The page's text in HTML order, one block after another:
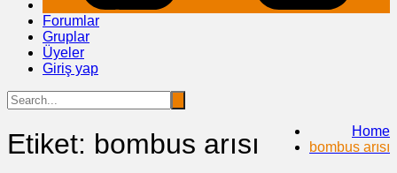
Forumlar
Gruplar
Üyeler
Giriş yap
Etiket: bombus arısı
Home
bombus arısı